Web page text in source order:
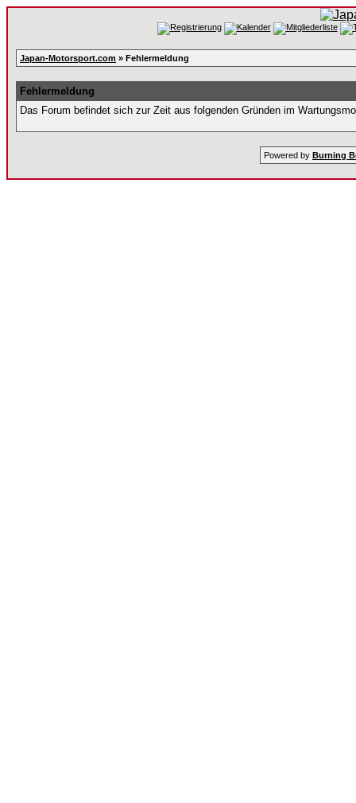
Japan-Motorsport.com » Fehlermeldung
Fehlermeldung
Das Forum befindet sich zur Zeit aus folgenden Gründen im
Powered by Burning